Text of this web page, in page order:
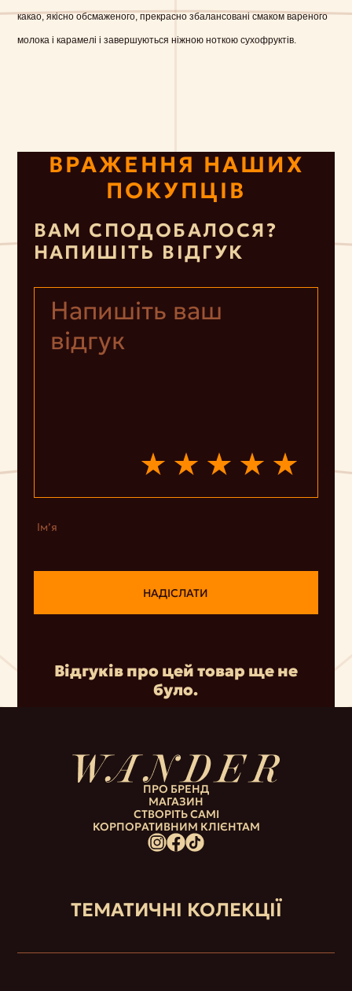
какао, якісно обсмаженого, прекрасно збалансовані смаком вареного
молока і карамелі і завершуються ніжною ноткою сухофруктів.
ВРАЖЕННЯ НАШИХ
ПОКУПЦІВ
Відгуків про цей товар ще не
було.
ВАМ СПОДОБАЛОСЯ?
НАПИШІТЬ ВІДГУК
Ім’я
НАДІСЛАТИ
ПРО БРЕНД
МАГАЗИН
СТВОРІТЬ САМІ
КОРПОРАТИВНИМ КЛІЄНТАМ
ТЕМАТИЧНІ КОЛЕКЦІЇ